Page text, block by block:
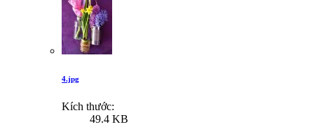
4.jpg
Kích thước:
49.4 KB